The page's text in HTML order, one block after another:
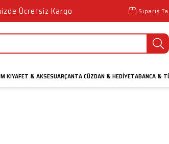
Ücretsiz Kargo Sipariş
KIYAFET &AKSESUARÇANTA CÜZDAN &HEDIYETABANCA &